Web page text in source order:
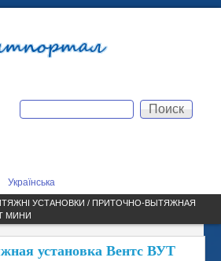
содержанию
Форма поиска
Поиск
Українська
УСТАНОВКИ / ПРИТОЧНО-ВЫТЯЖНАЯ
МИНИ
установка Вентс ВУТ